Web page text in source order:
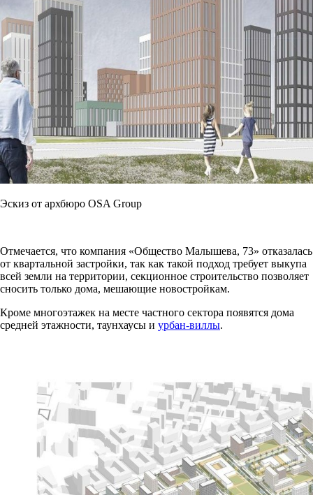
Эскиз от архбюро OSA Group
Отмечается, что компания «Общество Малышева, 73» отказалась
от квартальной застройки, так как такой подход требует выкупа
всей земли на территории, секционное строительство позволяет
сносить только дома, мешающие новостройкам.
Кроме многоэтажек на месте частного сектора появятся дома
средней этажности, таунхаусы и урбан-виллы.